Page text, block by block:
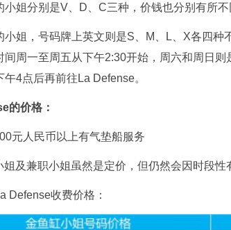
小姐分别是V、D、C三种，价钱也分别有所
小姐，号码牌上英文则是S、M、L、X各四种
间周一至周五从下午2:30开始，周六和周日
4点后再前往La Defense。
的价格：
元人民币以上有气垫船服务
姐及兼职小姐虽然是定价，但仍然会因时段性
Defense收费价格：